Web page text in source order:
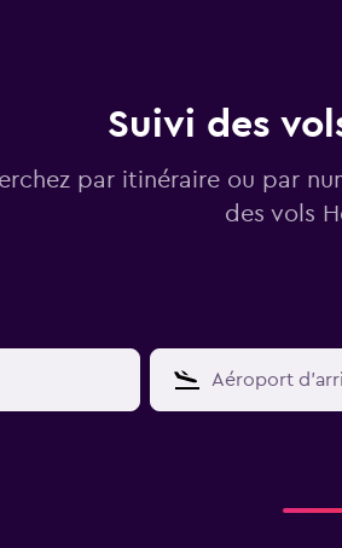
Suivi des
par itinéraire ou par
des vols